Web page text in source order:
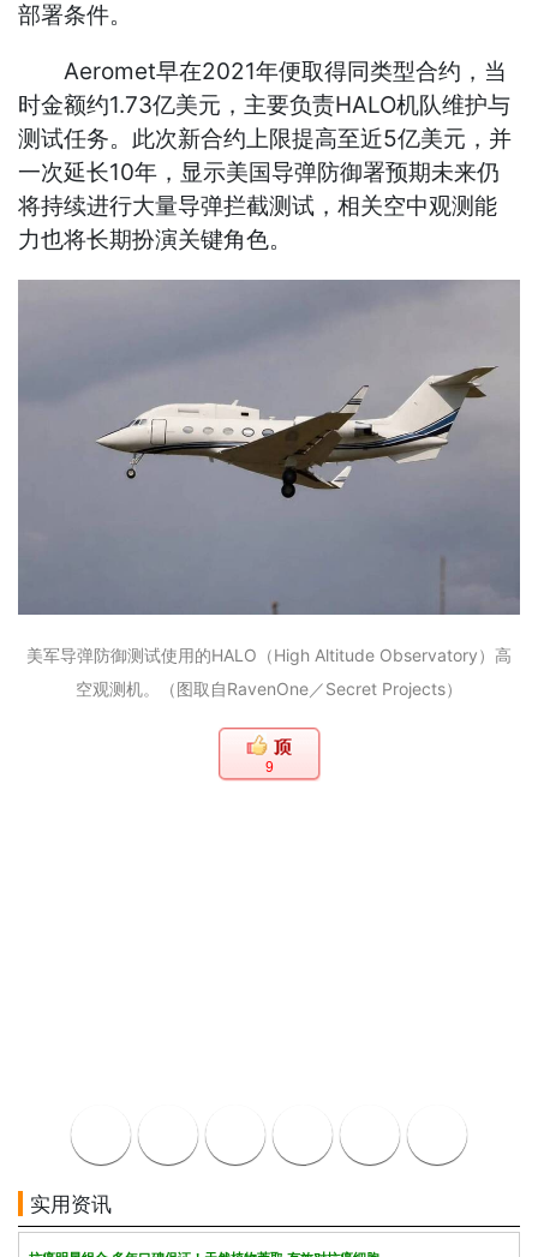
部署条件。
Aeromet早在2021年便取得同类型合约，当
时金额约1.73亿美元，主要负责HALO机队维护与
测试任务。此次新合约上限提高至近5亿美元，并
一次延长10年，显示美国导弹防御署预期未来仍
将持续进行大量导弹拦截测试，相关空中观测能
力也将长期扮演关键角色。
美军导弹防御测试使用的HALO（High Altitude Observatory）高
空观测机。（图取自RavenOne／Secret Projects）
9
实用资讯